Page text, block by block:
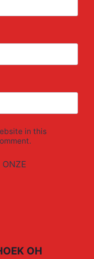
in this
ONZE
OH